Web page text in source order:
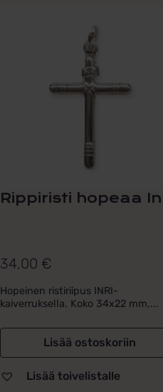
Rippiristi hopeaa
34,00 €
Hopeinen ristiriipus INRI-
kaiverruksella. Koko 34x22 mm,...
Lisää ostoskoriin
Lisää toivelistalle